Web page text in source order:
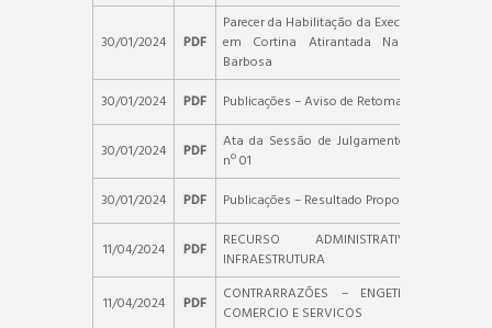
30/01/2024 PDF
Parecer da Habilitação da Execução da
em Cortina Atirantada Na Rua Celso
Barbosa
30/01/2024
PDF Publicações – Aviso de Retomada de Sessão
30/01/2024 PDF
Ata da Sessão de Julgamento –
nº 01
30/01/2024
PDF Publicações – Resultado Propostas
11/04/2024 PDF
RECURSO ADMINISTRATIVO –
INFRAESTRUTURA
11/04/2024
PDF
CONTRARRAZÕES – ENGETECH
COMERCIO E SERVICOS